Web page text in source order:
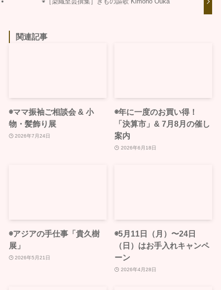
関連記事
◉ママ振袖ご相談会 & 小
物・髪飾り展
2026年7月24日
◉年に一度のお買い得！
「決算市」& 7月8月の催し
案内
2026年6月18日
◉アジアの手仕事「貴久樹
展」
2026年5月21日
◉5月11日（月）〜24日
（日）はお手入れキャンペ
ーン
2026年4月28日